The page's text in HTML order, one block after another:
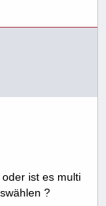
ist es multi
?